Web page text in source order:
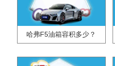
哈弗F5油箱容积多少？